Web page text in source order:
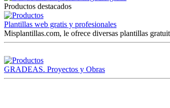
Productos destacados
Plantillas web gratis y profesionales
Misplantillas.com, le ofrece diversas plantillas
GRADEAS. Proyectos y Obras